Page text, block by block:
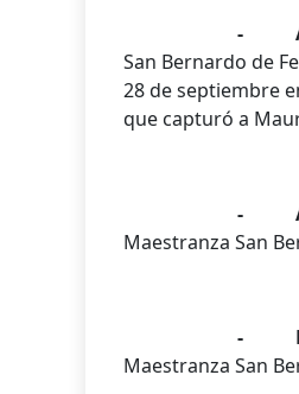
- Arturo
San Bernardo de
28 de septiembre
que capturó a
- Alfredo
Maestranza San
- Raúl
Maestranza San